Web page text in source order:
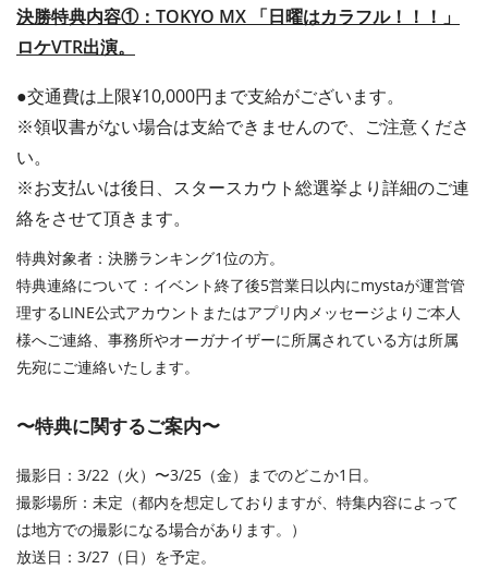
決勝特典内容①：TOKYO MX 「日曜はカラフル！！！」
ロケVTR出演。
●交通費は上限¥10,000円まで支給がございます。
※領収書がない場合は支給できませんので、ご注意くださ
い。
※お支払いは後日、スタースカウト総選挙より詳細のご連
絡をさせて頂きます。
特典対象者：決勝ランキング1位の方。
特典連絡について：イベント終了後5営業日以内にmystaが運営管
理するLINE公式アカウントまたはアプリ内メッセージよりご本人
様へご連絡、事務所やオーガナイザーに所属されている方は所属
先宛にご連絡いたします。
〜特典に関するご案内〜
撮影日：3/22（火）〜3/25（金）までのどこか1日。
撮影場所：未定（都内を想定しておりますが、特集内容によって
は地方での撮影になる場合があります。）
放送日：3/27（日）を予定。